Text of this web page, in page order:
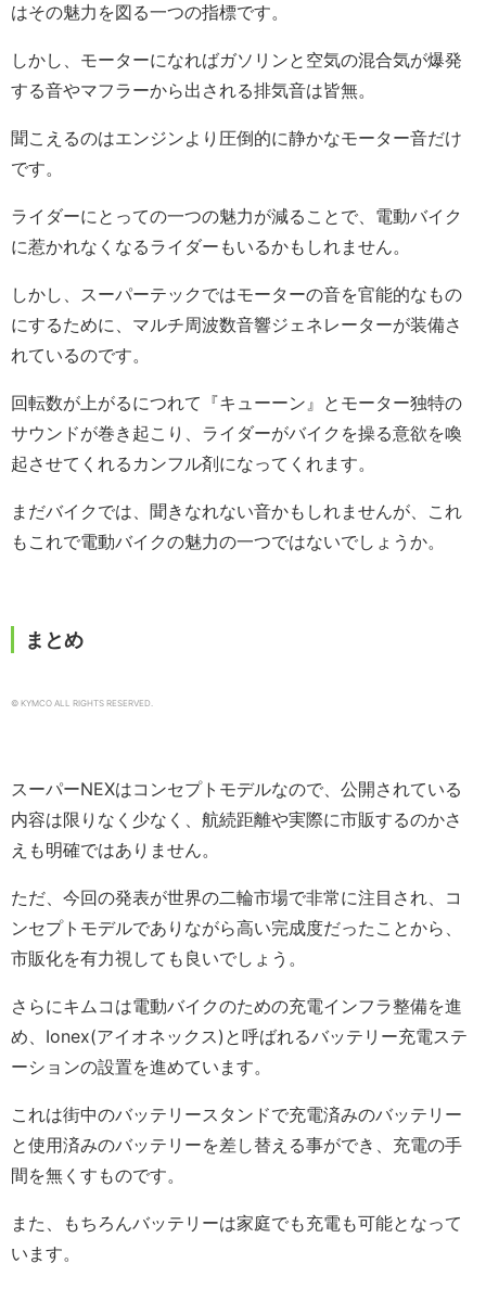
はその魅力を図る一つの指標です。
しかし、モーターになればガソリンと空気の混合気が爆発
する音やマフラーから出される排気音は皆無。
聞こえるのはエンジンより圧倒的に静かなモーター音だけ
です。
ライダーにとっての一つの魅力が減ることで、電動バイク
に惹かれなくなるライダーもいるかもしれません。
しかし、スーパーテックではモーターの音を官能的なもの
にするために、マルチ周波数音響ジェネレーターが装備さ
れているのです。
回転数が上がるにつれて『キューーン』とモーター独特の
サウンドが巻き起こり、ライダーがバイクを操る意欲を喚
起させてくれるカンフル剤になってくれます。
まだバイクでは、聞きなれない音かもしれませんが、これ
もこれで電動バイクの魅力の一つではないでしょうか。
まとめ
© KYMCO ALL RIGHTS RESERVED.
スーパーNEXはコンセプトモデルなので、公開されている
内容は限りなく少なく、航続距離や実際に市販するのかさ
えも明確ではありません。
ただ、今回の発表が世界の二輪市場で非常に注目され、コ
ンセプトモデルでありながら高い完成度だったことから、
市販化を有力視しても良いでしょう。
さらにキムコは電動バイクのための充電インフラ整備を進
め、Ionex(アイオネックス)と呼ばれるバッテリー充電ステ
ーションの設置を進めています。
これは街中のバッテリースタンドで充電済みのバッテリー
と使用済みのバッテリーを差し替える事ができ、充電の手
間を無くすものです。
また、もちろんバッテリーは家庭でも充電も可能となって
います。